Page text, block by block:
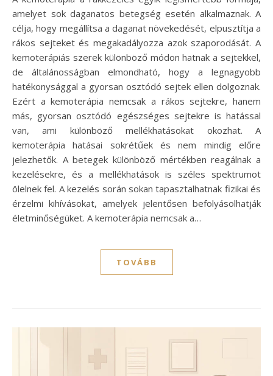
amelyet sok daganatos betegség esetén alkalmaznak. A
célja, hogy megállítsa a daganat növekedését, elpusztítja a
rákos sejteket és megakadályozza azok szaporodását. A
kemoterápiás szerek különböző módon hatnak a sejtekkel,
de általánosságban elmondható, hogy a legnagyobb
hatékonysággal a gyorsan osztódó sejtek ellen dolgoznak.
Ezért a kemoterápia nemcsak a rákos sejtekre, hanem
más, gyorsan osztódó egészséges sejtekre is hatással
van, ami különböző mellékhatásokat okozhat. A
kemoterápia hatásai sokrétűek és nem mindig előre
jelezhetők. A betegek különböző mértékben reagálnak a
kezelésekre, és a mellékhatások is széles spektrumot
ölelnek fel. A kezelés során sokan tapasztalhatnak fizikai és
érzelmi kihívásokat, amelyek jelentősen befolyásolhatják
életminőségüket. A kemoterápia nemcsak a…
TOVÁBB